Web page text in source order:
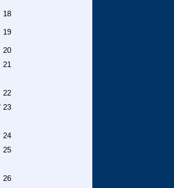
18
19
20
21
22
23
24
25
26